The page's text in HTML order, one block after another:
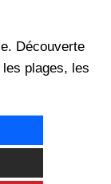
Découverte
plages, les